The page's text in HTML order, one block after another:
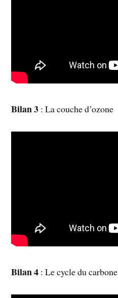
Bilan 3 : La couche d’ozone
Bilan 4 : Le cycle du carbone